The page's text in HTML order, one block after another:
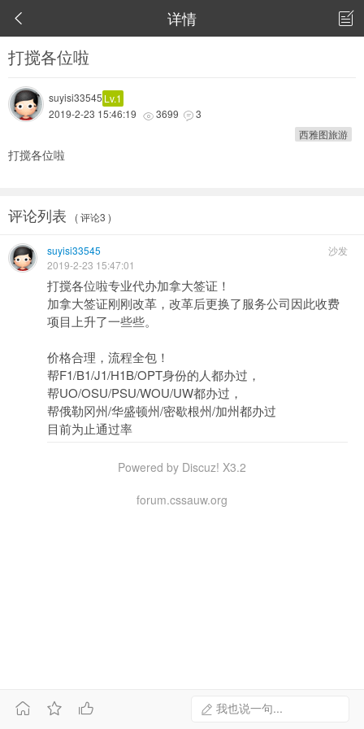
 详情 
打搅各位啦
suyisi33545 Lv.1
2019-2-23 15:46:19
 3699  3
西雅图旅游
打搅各位啦
评论列表 ( 评论3 )
沙发
suyisi33545
2019-2-23 15:47:01
打搅各位啦专业代办加拿大签证！
加拿大签证刚刚改革，改革后更换了服务公司因此收费
项目上升了一些些。
价格合理，流程全包！
帮F1/B1/J1/H1B/OPT身份的人都办过，
帮UO/OSU/PSU/WOU/UW都办过，
帮俄勒冈州/华盛顿州/密歇根州/加州都办过
目前为止通过率
我也说一句...
  
Powered by Discuz! X3.2
forum.cssauw.org